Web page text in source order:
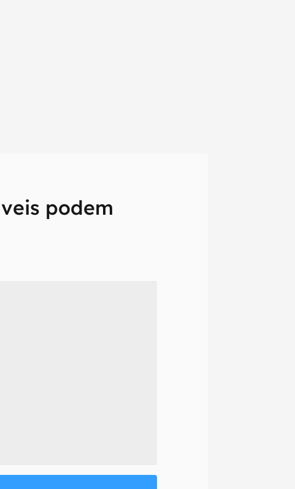
podem
em primeira
Canaltech.